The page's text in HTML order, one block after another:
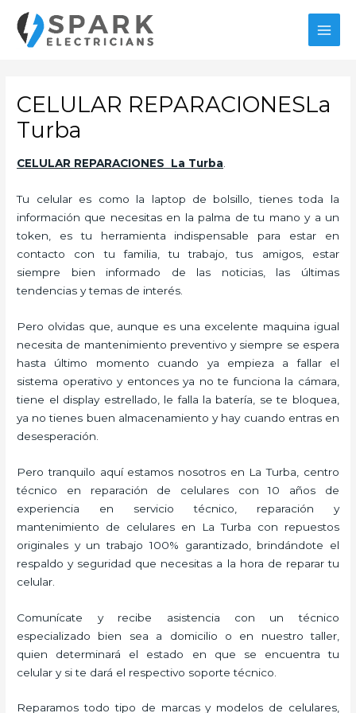
contenido
CELULAR REPARACIONESLa
Turba
CELULAR REPARACIONES La Turba
Tu celular es como la laptop de bolsillo, tienes toda la
información que necesitas en la palma de tu mano y a un
token, es tu herramienta indispensable para estar en
contacto con tu familia, tu trabajo, tus amigos, estar
siempre bien informado de las noticias, las últimas
tendencias y temas de interés.
Pero olvidas que, aunque es una excelente maquina igual
necesita de mantenimiento preventivo y siempre se espera
hasta último momento cuando ya empieza a fallar el
sistema operativo y entonces ya no te funciona la cámara,
tiene el display estrellado, le falla la batería, se te bloquea,
ya no tienes buen almacenamiento y hay cuando entras en
desesperación.
Pero tranquilo aquí estamos nosotros en La Turba, centro
técnico en reparación de celulares con 10 años de
experiencia en servicio técnico, reparación y
mantenimiento de celulares en La Turba con repuestos
originales y un trabajo 100% garantizado, brindándote el
respaldo y seguridad que necesitas a la hora de reparar tu
celular.
Comunícate y recibe asistencia con un técnico
especializado bien sea a domicilio o en nuestro taller,
quien determinará el estado en que se encuentra tu
celular y si te dará el respectivo soporte técnico.
Reparamos todo tipo de marcas y modelos de celulares,